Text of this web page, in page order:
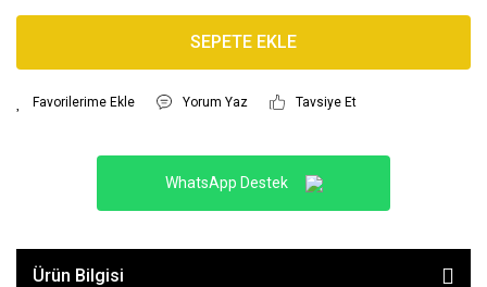
SEPETE EKLE
Yorum Yaz Tavsiye Et
WhatsApp Destek
Ürün Bilgisi